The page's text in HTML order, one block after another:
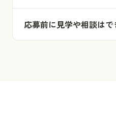
応募前に見学や相談はで